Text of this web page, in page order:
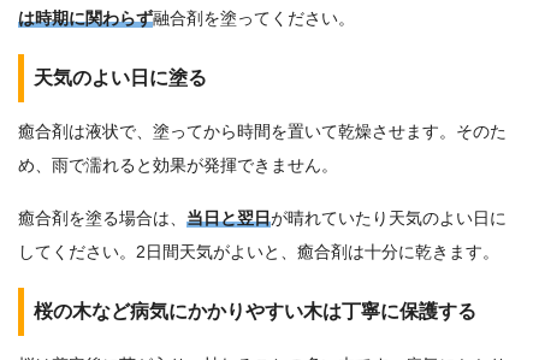
は時期に関わらず融合剤を塗ってください。
天気のよい日に塗る
癒合剤は液状で、塗ってから時間を置いて乾燥させます。そのた
め、雨で濡れると効果が発揮できません。
癒合剤を塗る場合は、 当日と翌日が晴れていたり天気のよい日に
してください。2日間天気がよいと、癒合剤は十分に乾きます。
桜の木など病気にかかりやすい木は丁寧に保護する